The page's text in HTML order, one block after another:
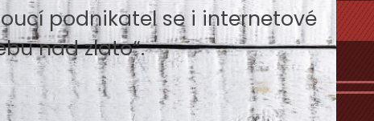
podnikatel se i internetové
nad zlato“.